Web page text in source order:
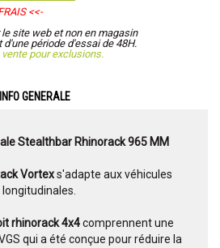
<<-
site web et non en magasin
période d'essai de 48H.
pour exclusions.
INFO GENERALE
Stealthbar Rhinorack 965 MM
Vortexs'adapte aux véhicules
rhinorack 4x4comprennent une
qui a été conçue pour réduire la